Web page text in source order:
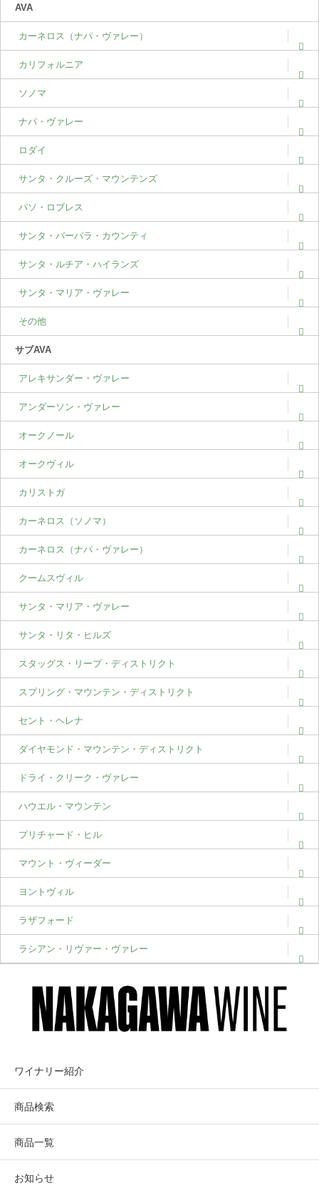
AVA
カーネロス（ナパ・ヴァレー）
カリフォルニア
ソノマ
ナパ・ヴァレー
ロダイ
サンタ・クルーズ・マウンテンズ
パソ・ロブレス
サンタ・バーバラ・カウンティ
サンタ・ルチア・ハイランズ
サンタ・マリア・ヴァレー
その他
サブAVA
アレキサンダー・ヴァレー
アンダーソン・ヴァレー
オークノール
オークヴィル
カリストガ
カーネロス（ソノマ）
カーネロス（ナパ・ヴァレー）
クームスヴィル
サンタ・マリア・ヴァレー
サンタ・リタ・ヒルズ
スタッグス・リープ・ディストリクト
スプリング・マウンテン・ディストリクト
セント・ヘレナ
ダイヤモンド・マウンテン・ディストリクト
ドライ・クリーク・ヴァレー
ハウエル・マウンテン
プリチャード・ヒル
マウント・ヴィーダー
ヨントヴィル
ラザフォード
ラシアン・リヴァー・ヴァレー
ワイナリー紹介
商品検索
商品一覧
お知らせ